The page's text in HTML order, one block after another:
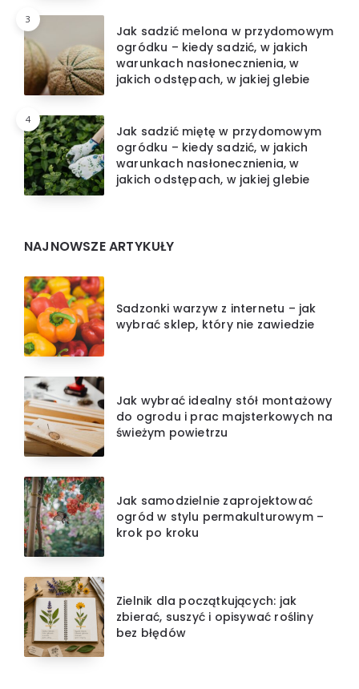
3
Jak sadzić melona w przydomowym
ogródku – kiedy sadzić, w jakich
warunkach nasłonecznienia, w
jakich odstępach, w jakiej glebie
4
Jak sadzić miętę w przydomowym
ogródku – kiedy sadzić, w jakich
warunkach nasłonecznienia, w
jakich odstępach, w jakiej glebie
NAJNOWSZE ARTYKUŁY
Sadzonki warzyw z internetu – jak
wybrać sklep, który nie zawiedzie
Jak wybrać idealny stół montażowy
do ogrodu i prac majsterkowych na
świeżym powietrzu
Jak samodzielnie zaprojektować
ogród w stylu permakulturowym –
krok po kroku
Zielnik dla początkujących: jak
zbierać, suszyć i opisywać rośliny
bez błędów